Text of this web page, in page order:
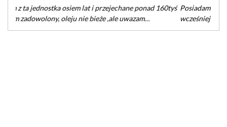
Posiadam V50 D3 od 6 lat i jestem bardzo zadowolony,
wcześniej jeździłem s60 D5 z 2004r więc pokrewne jednostki.
Jednak…